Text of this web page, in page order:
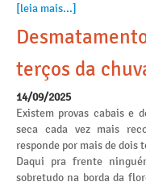
[leia mais...]
terços da
14/09/2025
Existem provas cabais e
seca cada vez mais
responde por mais de dois
Daqui pra frente
sobretudo na borda da